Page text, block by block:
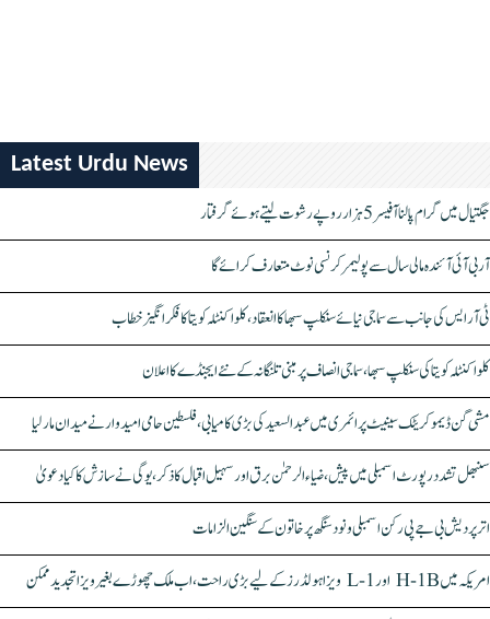
Latest Urdu News
جگتیال میں گرام پالنا آفیسر 5 ہزار روپے رشوت لیتے ہوئے گرفتار
آر بی آئی آئندہ مالی سال سے پولیمر کرنسی نوٹ متعارف کرائے گا
ٹی آر ایس کی جانب سے سماجی نیائے سنکلپ سبھا کا انعقاد، کلواکنٹلہ کویتا کا فکر انگیز خطاب
کلواکنٹلہ کویتا کی سنکلپ سبھا، سماجی انصاف پر مبنی تلنگانہ کے نئے ایجنڈے کا اعلان
مشی گن ڈیموکریٹک سینیٹ پرائمری میں عبدالسعید کی بڑی کامیابی، فلسطین حامی امیدوار نے میدان مار لیا
سنبھل تشدد رپورٹ اسمبلی میں پیش، ضیاء الرحمٰن برق اور سہیل اقبال کا ذکر، یوگی نے سازش کا کیا دعویٰ
اتر پردیش بی جے پی رکن اسمبلی ونود سنگھ پر خاتون کے سنگین الزامات
امریکہ میں H-1B اور L-1 ویزا ہولڈرز کے لیے بڑی راحت، اب ملک چھوڑے بغیر ویزا تجدید ممکن